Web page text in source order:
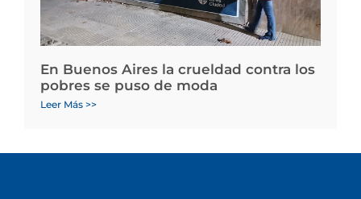
En Buenos Aires la crueldad contra los
pobres se puso de moda
Leer Más >>